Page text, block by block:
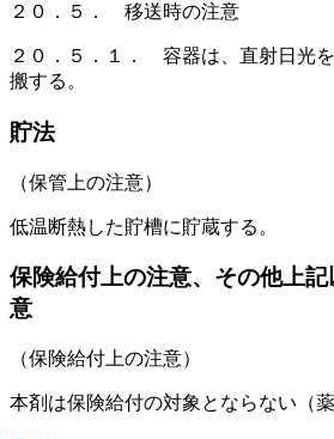
２０．５． 移送時の注意
２０．５．１． 容器は、直射日光
搬する。
貯法
（保管上の注意）
低温断熱した貯槽に貯蔵する。
保険給付上の注意、その他上
意
（保険給付上の注意）
本剤は保険給付の対象とならない（